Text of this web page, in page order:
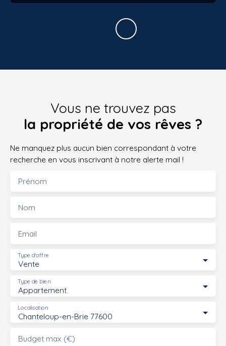
Vous ne trouvez pas
la propriété de vos rêves ?
Ne manquez plus aucun bien correspondant à votre
recherche en vous inscrivant à notre alerte mail !
Prénom
Nom
Email
Vente
Type d'offre
Appartement
Type de bien
Chanteloup-en-Brie 77600
Localisation
Budget max (€)